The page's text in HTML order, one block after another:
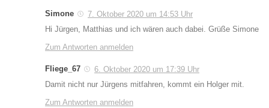
Simone
7. Oktober 2020 um 14:53 Uhr
Hi Jürgen, Matthias und ich wären auch dabei. Grüße Simone
Zum Antworten anmelden
Fliege_67
6. Oktober 2020 um 17:39 Uhr
Damit nicht nur Jürgens mitfahren, kommt ein Holger mit.
Zum Antworten anmelden